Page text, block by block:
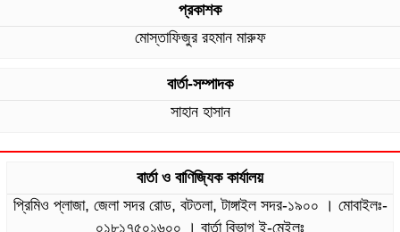
প্রকাশক
মোস্তাফিজুর রহমান মারুফ
বার্তা-সম্পাদক
সাহান হাসান
বার্তা ও বাণিজ্যিক কার্যালয়
প্রিমিও প্লাজা, জেলা সদর রোড, বটতলা, টাঙ্গাইল সদর-১৯০০ । মোবাইলঃ-
০১৮১৭৫০১৬০০ । বার্তা বিভাগ ই-মেইলঃ